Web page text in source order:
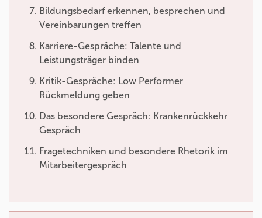
Bildungsbedarf erkennen, besprechen und
Vereinbarungen treffen
Karriere-Gespräche: Talente und
Leistungsträger binden
Kritik-Gespräche: Low Performer
Rückmeldung geben
Das besondere Gespräch: Krankenrückkehr
Gespräch
Fragetechniken und besondere Rhetorik im
Mitarbeitergespräch